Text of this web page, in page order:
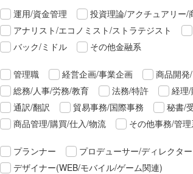
運用/資金管理
投資理論/アクチュアリー/
アナリスト/エコノミスト/ストラテジスト
バック/ミドル
その他金融系
管理職 経営企画/事業企画 商品開発
総務/人事/労務/教育
法務/特許 経理
通訳/翻訳
貿易事務/国際事務
秘書/
商品管理/購買/仕入/物流
その他事務/管
プランナー
プロデューサー/ディレクター
デザイナー(WEB/モバイル/ゲーム関連)